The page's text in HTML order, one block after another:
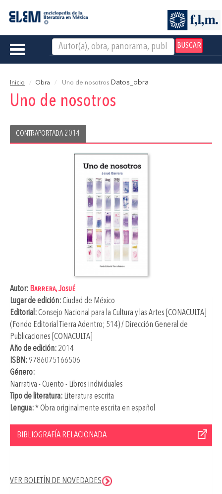
BUSCAR
Toggle
Inicio Obra Uno de nosotros Datos_obra
Uno de nosotros
CONTRAPORTADA 2014
Autor: Barrera, Josué
Lugar de edición:Ciudad de México
Editorial:Consejo Nacional para la Cultura y las Artes [CONACULTA]
(Fondo Editorial Tierra Adentro; 514) / Dirección General de
Publicaciones [CONACULTA]
Año de edición: 2014
ISBN: 9786075166506
Género:
Narrativa - Cuento - Libros individuales
Tipo de literatura: Literatura escrita
Lengua:* Obra originalmente escrita en español
BIBLIOGRAFÍA RELACIONADA
VER BOLETÍN DE NOVEDADES